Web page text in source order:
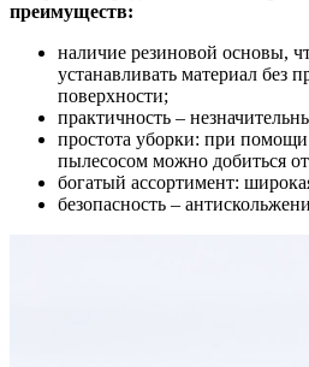
преимуществ:
наличие резиновой основы,
устанавливать материал без
поверхности;
практичность –
простота уборки: при помощи
пылесосом можно добиться
богатый ассортимент:
безопасность –